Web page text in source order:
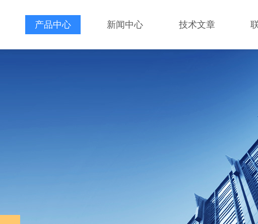
产品中心 新闻中心 技术文章